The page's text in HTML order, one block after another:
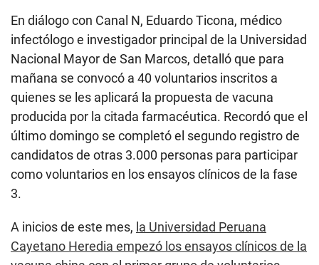
En diálogo con Canal N, Eduardo Ticona, médico
infectólogo e investigador principal de la Universidad
Nacional Mayor de San Marcos, detalló que para
mañana se convocó a 40 voluntarios inscritos a
quienes se les aplicará la propuesta de vacuna
producida por la citada farmacéutica. Recordó que el
último domingo se completó el segundo registro de
candidatos de otras 3.000 personas para participar
como voluntarios en los ensayos clínicos de la fase
3.
A inicios de este mes, la Universidad Peruana
Cayetano Heredia empezó los ensayos clínicos de la